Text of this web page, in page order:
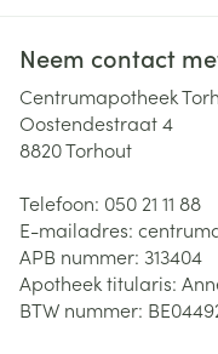
Neem contact
Centrumapotheek
Oostendestraat 4
8820Torhout
Telefoon: 050 21 11 88
E-mailadres:
APB nummer: 313404
Apotheek titularis:
BTW nummer: